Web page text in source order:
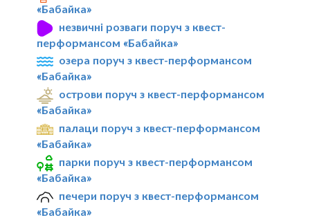
«Бабайка»
незвичні розваги поруч з квест-
перформансом «Бабайка»
озера поруч з квест-перформансом
«Бабайка»
острови поруч з квест-перформансом
«Бабайка»
палаци поруч з квест-перформансом
«Бабайка»
парки поруч з квест-перформансом
«Бабайка»
печери поруч з квест-перформансом
«Бабайка»